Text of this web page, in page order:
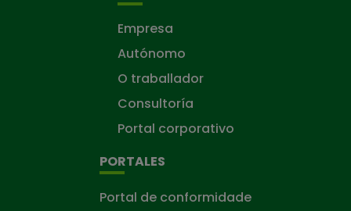
Empresa
Autónomo
O traballador
Consultoría
Portal corporativo
PORTALES
Portal de conformidade